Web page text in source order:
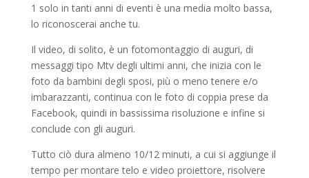
1 solo in tanti anni di eventi è una media molto bassa,
lo riconoscerai anche tu.
Il video, di solito, è un fotomontaggio di auguri, di
messaggi tipo Mtv degli ultimi anni, che inizia con le
foto da bambini degli sposi, più o meno tenere e/o
imbarazzanti, continua con le foto di coppia prese da
Facebook, quindi in bassissima risoluzione e infine si
conclude con gli auguri.
Tutto ciò dura almeno 10/12 minuti, a cui si aggiunge il
tempo per montare telo e video proiettore, risolvere